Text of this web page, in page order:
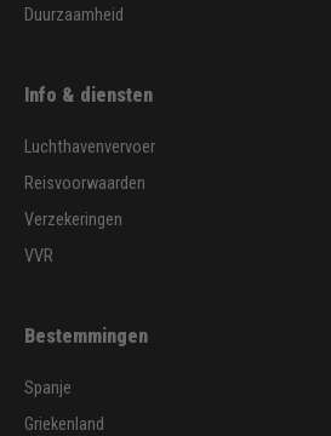
Duurzaamheid
Info & diensten
Luchthavenvervoer
Reisvoorwaarden
Verzekeringen
VVR
Bestemmingen
Spanje
Griekenland